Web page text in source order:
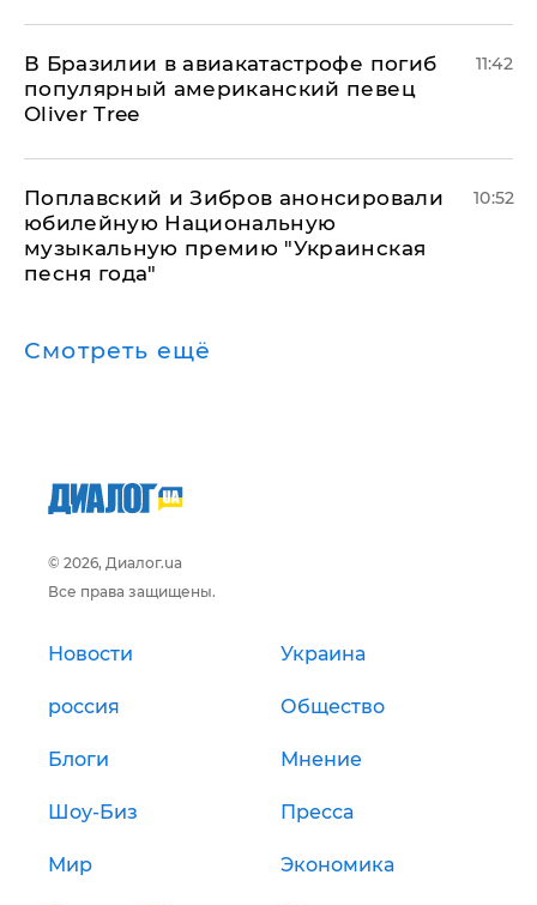
В Бразилии в авиакатастрофе погиб
популярный американский певец
Oliver Tree
11:42
Поплавский и Зибров анонсировали
юбилейную Национальную
музыкальную премию "Украинская
песня года"
10:52
Смотреть ещё
© 2026, Диалог.ua
Все права защищены.
Новости Украина
россия Общество
Блоги Мнение
Шоу-Биз Пресса
Мир Экономика